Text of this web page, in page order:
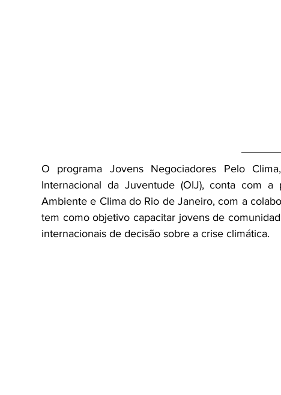
O programa Jovens Negociadores Pelo Clima,
Internacional da Juventude (OIJ), conta com
Ambiente e Clima do Rio de Janeiro, com a
tem como objetivo capacitar jovens de
internacionais de decisão sobre a crise climática.